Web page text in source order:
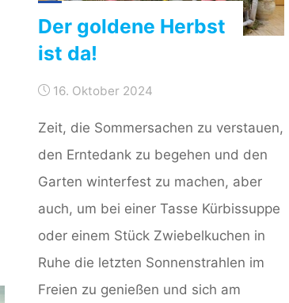
Der goldene Herbst
ist da!
16. Oktober 2024
Zeit, die Sommersachen zu verstauen,
den Erntedank zu begehen und den
Garten winterfest zu machen, aber
auch, um bei einer Tasse Kürbissuppe
oder einem Stück Zwiebelkuchen in
Ruhe die letzten Sonnenstrahlen im
Freien zu genießen und sich am